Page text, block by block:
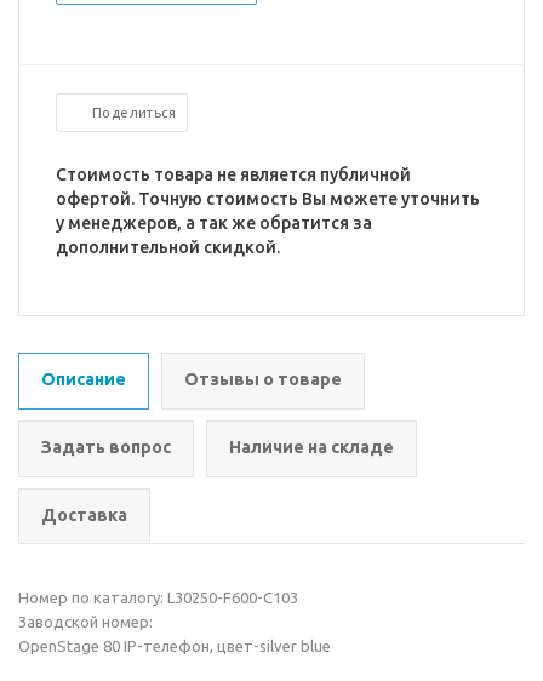
Поделиться
Стоимость товара не является публичной
офертой. Точную стоимость Вы можете уточнить
у менеджеров, а так же обратится за
дополнительной скидкой.
Описание Отзывы о товаре
Задать вопрос Наличие на складе
Доставка
Номер по каталогу: L30250-F600-C103
Заводской номер:
OpenStage 80 IP-телефон, цвет-silver blue